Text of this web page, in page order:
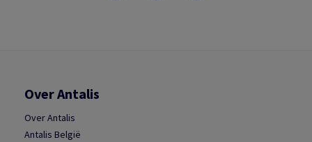
Over Antalis
Over Antalis
Antalis België